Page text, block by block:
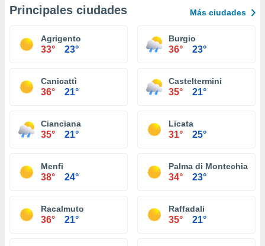
Principales ciudades Más ciudades
Agrigento
33° 23°
Burgio
36° 23°
Canicattì
36° 21°
Casteltermini
35° 21°
Cianciana
35° 21°
Licata
31° 25°
Menfi
38° 24°
Palma di Montechiaro
34° 23°
Racalmuto
36° 21°
Raffadali
35° 21°